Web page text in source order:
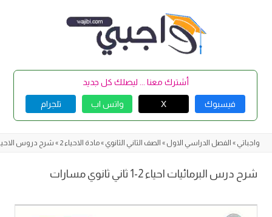
أشترك معنا ... ليصلك كل جديد
فيسبوك X واتس اب تلجرام
واجباتي » الفصل الدراسي الاول » الصف الثاني الثانوي »مادة الاحياء 2 » شرح دروس
شرح درس البرمائيات احياء 2-1 ثاني ثانوي مسارات